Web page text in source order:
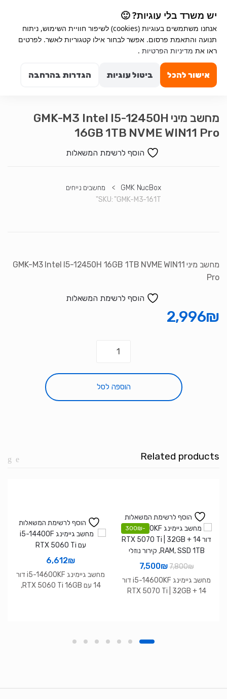
יש משרד בלי עוגיות? 🙂
אנחנו משתמשים בעוגיות (cookies) לשיפור חוויית השימוש, ניתוח
תנועה והתאמת פרסום. אפשר לבחור אילו קטגוריות לאשר. לפרטים
ראו את מדיניות הפרטיות .
אישור להכל ביטול עוגיות הגדרות בהרחבה
navigation
content
מחשב מיני GMK-M3 Intel I5-12450H
16GB 1TB NVME WIN11 Pro
הוסף לרשימת המשאלות
GMK NucBox
>
מחשבים נייחים
SKU: "GMK-M3-161T"
מחשב מיני GMK-M3 Intel I5-12450H 16GB 1TB NVME WIN11
Pro
הוסף לרשימת המשאלות
2,996₪
כמות
מחשב
מיני
הוספה לסל
Related products
הוסף לרשימת המשאלות
-
300₪
7,800₪
המחיר
המקורי
היה:
7,500₪
הנוכחי
הוא:
מחשב גיימינג i5-14600KF דור
14 + RTX 5070 Ti | 32GB
הוסף לרשימת המשאלות
6,612₪
מחשב גיימינג i5-14600KF דור
14 עם RTX 5060 Ti 16GB,